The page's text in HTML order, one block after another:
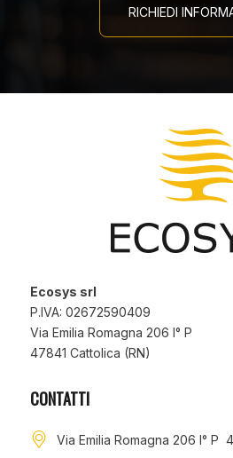
RICHIEDI
Ecosys srl
P.IVA: 02672590409
Via Emilia Romagna 206 I° P
47841 Cattolica (RN)
CONTATTI
Via Emilia Romagna 206 I° P